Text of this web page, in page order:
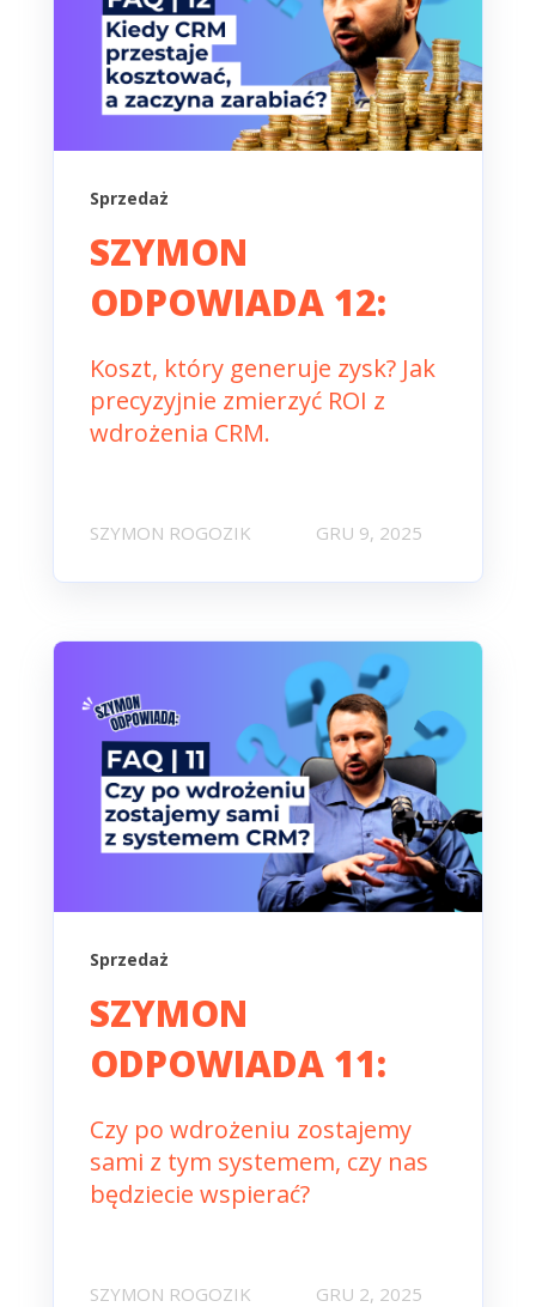
Sprzedaż
SZYMON
ODPOWIADA 12:
Koszt, który generuje zysk? Jak
precyzyjnie zmierzyć ROI z
wdrożenia CRM.
SZYMON ROGOZIK GRU 9, 2025
Sprzedaż
SZYMON
ODPOWIADA 11:
Czy po wdrożeniu zostajemy
sami z tym systemem, czy nas
będziecie wspierać?
SZYMON ROGOZIK GRU 2, 2025